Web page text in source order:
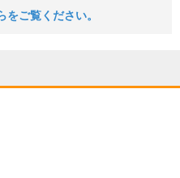
ご覧ください。